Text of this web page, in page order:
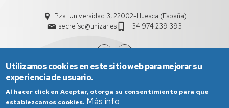
Pza. Universidad 3, 22002-Huesca (España)
secrefsd@unizar.es
+34 974 239 393
Utilizamos cookies en este sitio web para mejorar su
experiencia de usuario.
Al hacer click en Aceptar, otorga su consentimiento para que
establezcamos cookies. Más info